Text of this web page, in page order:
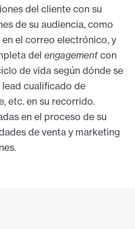
del cliente con su
de su audiencia, como
el correo electrónico, y
del engagement con
de vida según dónde se
cualificado de
etc. en su recorrido.
en el proceso de su
de venta y marketing